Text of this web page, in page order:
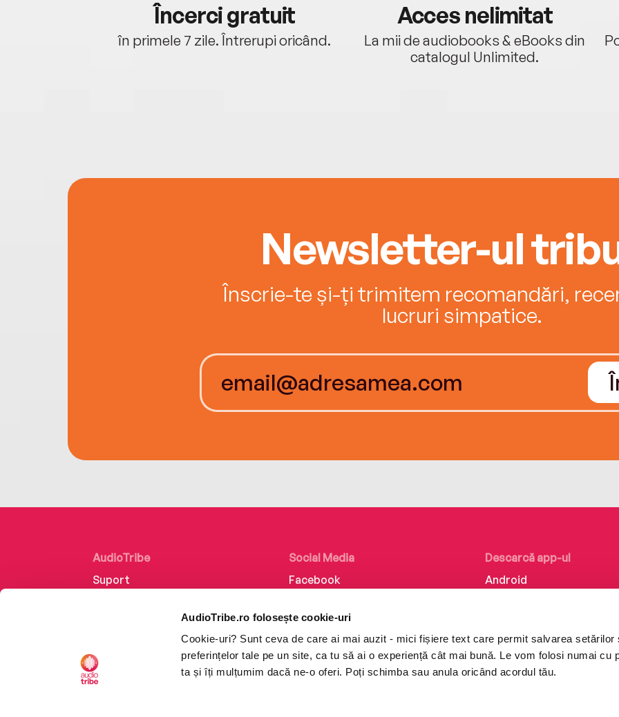
AudioTribe.ro folosește cookie-uri
Cookie-uri? Sunt ceva de care ai mai auzit - mici fișiere text care permit salvarea setărilor
preferințelor tale pe un site, ca tu să ai o experiență cât mai bună. Le vom folosi numai cu
ta și îți mulțumim dacă ne-o oferi. Poți schimba sau anula oricând acordul tău.
Încerci gratuit
în primele 7 zile. Întrerupi oricând.
Acces nelimitat
La mii de audiobooks & eBooks din
catalogul Unlimited.
Newsletter-ul
Înscrie-te și-ți trimitem recomandări,
lucruri simpatice.
AudioTribe
Suport
Retragere din comandă
Social Media
Facebook
Instagram
TikTok
Descarcă app-ul
Android